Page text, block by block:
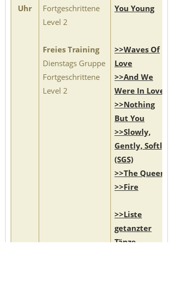
Uhr
Fortgeschrittene
Level 2
Freies Training
Dienstags Gruppe
Fortgeschrittene
Level 2
You Young
>>Waves Of
Love
>>And We
Were In Love
>>Nothing
But You
>>Slowly,
Gently, Softly
(SGS)
>>The Queen
>>Fire
>>Liste
getanzter
Tänze